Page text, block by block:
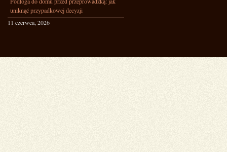
uniknąć przypadkowej decyzji
11 czerwca, 2026